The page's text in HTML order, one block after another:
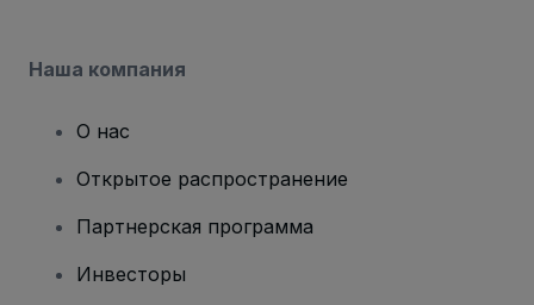
Наша компания
О нас
Открытое распространение
Партнерская программа
Инвесторы